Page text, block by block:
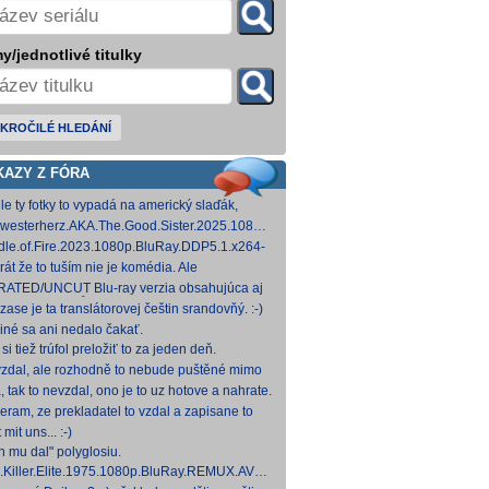
jednotlivé titulky
HLEDÁNÍ
Z FÓRA
ty fotky to vypadá na americký slaďák,
opak je pravdou..... Kdysi jsem četl i
cinepth [5,88 GB] Nemecké
[18,74 GB]
že to tuším nie je komédia. Ale
sa môže konať. Možno príde aj
pes a tomu
UNCUT Blu-ray verzia obsahujúca aj
Skarsgårda, explicitnejšie zábery sexu
je ta translátorovej češtin srandovňý. :-)
sa ani nedalo čakať.
si tiež trúfol preložiť to za jeden deň.
ale rozhodně to nebude puštěné mimo
Samozřejmě překladač.
tak to nevzdal, ono je to uz hotove a nahrate.
ze prekladatel to vzdal a zapisane to
mit uns... :-)
mu dal" polyglosiu.